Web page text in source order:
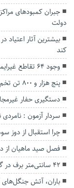
جبران کمبودهای
دولت
بیشترین آثار
کند
وجود ۶۴ تقاطع غیرایمن در جاده های گلستان
پنج هزار و ۸۰۰ تن تخم مرغ و خوراک آبزیان از گنبدکاووس صادر شد
دستگیری حفار
سردار آزمون :
چرا استقبال از دوز
فصل صید ماهیان از
۴۲ سانتی‌متر برف در گلستان بارید
باران، آتش